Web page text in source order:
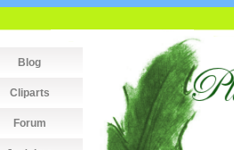
Blog
Cliparts
Forum